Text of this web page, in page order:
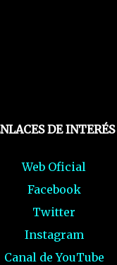
DE INTERÉS
Web Oficial
Facebook
Twitter
Instagram
Canal de YouTube